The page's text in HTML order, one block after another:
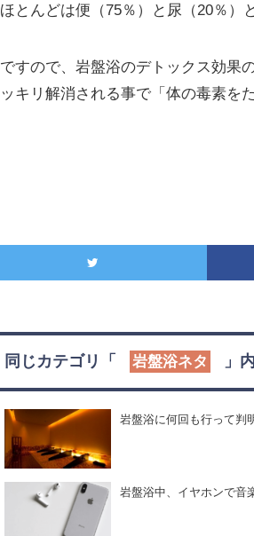
ほとんどは便（75％）と尿（20％）
ですので、岩盤浴のデトックス効果
ッキリ解消される事で「 体の毒素を
同じカテゴリ「 岩盤浴ネタ 」
岩盤浴に何回も行って判
岩盤浴中、イヤホンで音